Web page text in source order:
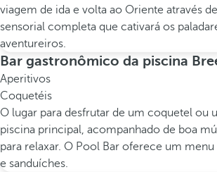
viagem de ida e volta ao Oriente através
sensorial completa que cativará os
aventureiros.
Bar gastronômico da piscina
Aperitivos
Coquetéis
O lugar para desfrutar de um coquetel ou
piscina principal, acompanhado de boa
para relaxar. O Pool Bar oferece um menu
e sanduíches.